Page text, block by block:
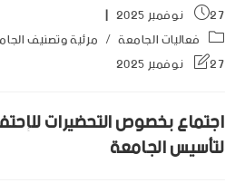
27 نوفمبر 2025
فعاليات الجامعة / مرئية وتصنيف
27 نوفمبر 2025
اجتماع بخصوص التحضيرات
لتأسيس الجامعة